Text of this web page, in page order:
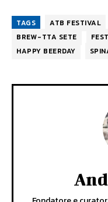
TAGS ATB FESTIVAL
BREW-TTA SETE
HAPPY BEERDAY